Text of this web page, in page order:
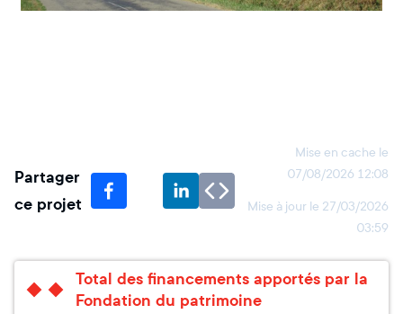
Partager
ce projet
Mise en cache le
07/08/2026 12:08
Mise à jour le 27/03/2026
03:59
Total des financements apportés par la
Fondation du patrimoine